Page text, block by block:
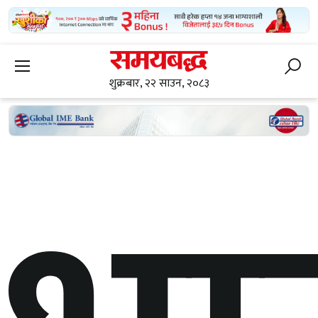
शुक्रबार, २२ साउन, २०८३